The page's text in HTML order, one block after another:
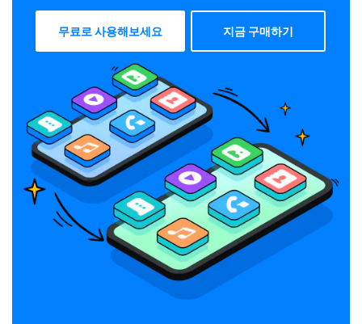
무료로 사용해보세요 지금 구매하기